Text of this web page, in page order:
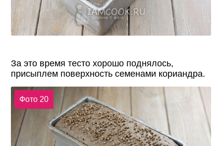
За это время тесто хорошо поднялось,
присыплем поверхность семенами кориандра.
Фото 20